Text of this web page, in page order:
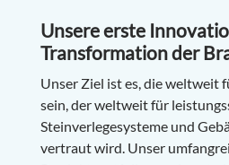
Unsere erste
Transformation der
Unser Ziel ist es, die weltweit
sein, der weltweit für
Steinverlegesysteme und
vertraut wird. Unser